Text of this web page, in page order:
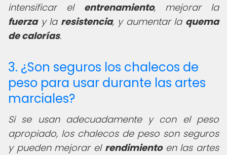
intensificar el entrenamiento, mejorar la
fuerzay la resistencia, y aumentar la quema
de calorías.
3. ¿Son seguros los chalecos de
peso para usar durante las artes
marciales?
Si se usan adecuadamente y con el peso
apropiado, los chalecos de peso son seguros
y pueden mejorar el rendimientoen las artes